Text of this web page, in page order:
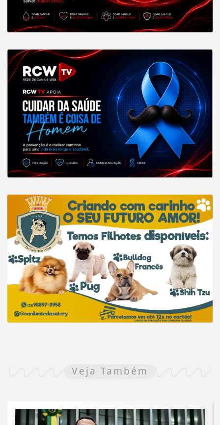
Veja Também